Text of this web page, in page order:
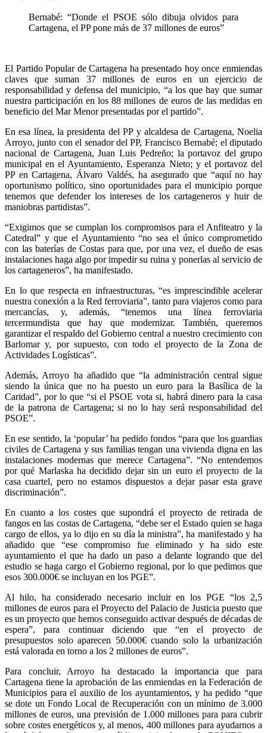
Bernabé: “Donde el PSOE sólo dibuja olvidos para
Cartagena, el PP pone más de 37 millones de euros”
El Partido Popular de Cartagena ha presentado hoy once enmiendas
claves que suman 37 millones de euros en un ejercicio de
responsabilidad y defensa del municipio, “a los que hay que sumar
nuestra participación en los 88 millones de euros de las medidas en
beneficio del Mar Menor presentadas por el partido”.
En esa línea, la presidenta del PP y alcaldesa de Cartagena, Noelia
Arroyo, junto con el senador del PP, Francisco Bernabé; el diputado
nacional de Cartagena, Juan Luis Pedreño; la portavoz del grupo
municipal en el Ayuntamiento, Esperanza Nieto; y el portavoz del
PP en Cartagena, Álvaro Valdés, ha asegurado que “aquí no hay
oportunismo político, sino oportunidades para el municipio porque
tenemos que defender los intereses de los cartageneros y huir de
maniobras partidistas”.
“Exigimos que se cumplan los compromisos para el Anfiteatro y la
Catedral” y que el Ayuntamiento “no sea el único comprometido
con las baterías de Costas para que, por una vez, el dueño de esas
instalaciones haga algo por impedir su ruina y ponerlas al servicio de
los cartageneros”, ha manifestado.
En lo que respecta en infraestructuras, “es imprescindible acelerar
nuestra conexión a la Red ferroviaria”, tanto para viajeros como para
mercancías, y, además, “tenemos una línea ferroviaria
tercermundista que hay que modernizar. También, queremos
garantizar el respaldo del Gobierno central a nuestro crecimiento con
Barlomar y, por supuesto, con todo el proyecto de la Zona de
Actividades Logísticas”.
Además, Arroyo ha añadido que “la administración central sigue
siendo la única que no ha puesto un euro para la Basílica de la
Caridad”, por lo que “si el PSOE vota si, habrá dinero para la casa
de la patrona de Cartagena; si no lo hay será responsabilidad del
PSOE”.
En ese sentido, la ‘popular’ ha pedido fondos “para que los guardias
civiles de Cartagena y sus familias tengan una vivienda digna en las
instalaciones modernas que merece Cartagena”. “No entendemos
por qué Marlaska ha decidido dejar sin un euro el proyecto de la
casa cuartel, pero no estamos dispuestos a dejar pasar esta grave
discriminación”.
En cuanto a los costes que supondrá el proyecto de retirada de
fangos en las costas de Cartagena, “debe ser el Estado quien se haga
cargo de ellos, ya lo dijo en su día la ministra”, ha manifestado y ha
añadido que “ese compromiso fue eliminado y ha sido este
ayuntamiento el que ha dado un paso a delante logrando que del
estudio se haga cargo el Gobierno regional, por lo que pedimos que
esos 300.000€ se incluyan en los PGE”.
Al hilo, ha considerado necesario incluir en los PGE “los 2,5
millones de euros para el Proyecto del Palacio de Justicia puesto que
es un proyecto que hemos conseguido activar después de décadas de
espera”, para continuar diciendo que “en el proyecto de
presupuestos solo aparecen 50.000€ cuando solo la urbanización
está valorada en torno a los 2 millones de euros”.
Para concluir, Arroyo ha destacado la importancia que para
Cartagena tiene la aprobación de las enmiendas en la Federación de
Municipios para el auxilio de los ayuntamientos, y ha pedido “que
se dote un Fondo Local de Recuperación con un mínimo de 3.000
millones de euros, una previsión de 1.000 millones para para cubrir
sobre costes energéticos y, al menos, 400 millones para ayudarnos a